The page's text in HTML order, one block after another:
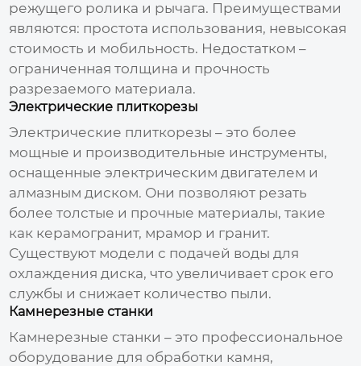
режущего ролика и рычага. Преимуществами
являются: простота использования, невысокая
стоимость и мобильность. Недостатком –
ограниченная толщина и прочность
разрезаемого материала.
Электрические плиткорезы
Электрические плиткорезы – это более
мощные и производительные инструменты,
оснащенные электрическим двигателем и
алмазным диском. Они позволяют резать
более толстые и прочные материалы, такие
как керамогранит, мрамор и гранит.
Существуют модели с подачей воды для
охлаждения диска, что увеличивает срок его
службы и снижает количество пыли.
Камнерезные станки
Камнерезные станки – это профессиональное
оборудование для обработки камня,